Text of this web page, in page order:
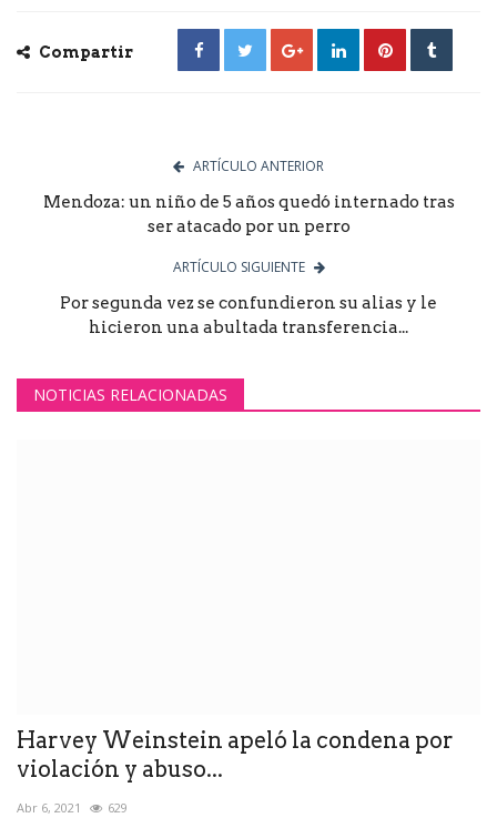
Compartir
ARTÍCULO ANTERIOR
Mendoza: un niño de 5 años quedó internado tras
ser atacado por un perro
ARTÍCULO SIGUIENTE
Por segunda vez se confundieron su alias y le
hicieron una abultada transferencia...
NOTICIAS RELACIONADAS
Harvey Weinstein apeló la condena por
violación y abuso...
Abr 6, 2021 629